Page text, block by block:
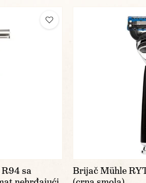
sa
Brijač Mühle